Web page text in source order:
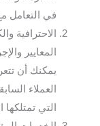
في التعامل
الاحترافية
المعايير
يمكنك أن
العملاء
التي